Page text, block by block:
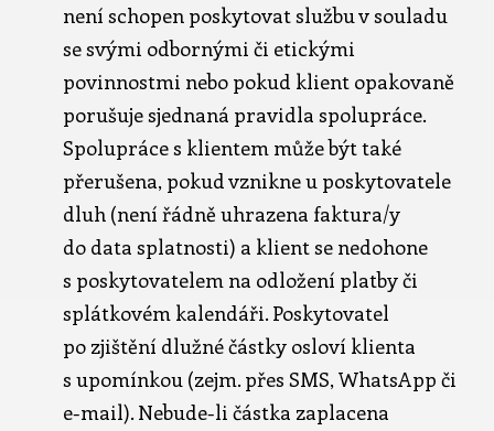
není schopen poskytovat službu v souladu
se svými odbornými či etickými
povinnostmi nebo pokud klient opakovaně
porušuje sjednaná pravidla spolupráce.
Spolupráce s klientem může být také
přerušena, pokud vznikne u poskytovatele
dluh (není řádně uhrazena faktura/y
do data splatnosti) a klient se nedohone
s poskytovatelem na odložení platby či
splátkovém kalendáři. Poskytovatel
po zjištění dlužné částky osloví klienta
s upomínkou (zejm. přes SMS, WhatsApp či
e-mail). Nebude-li částka zaplacena